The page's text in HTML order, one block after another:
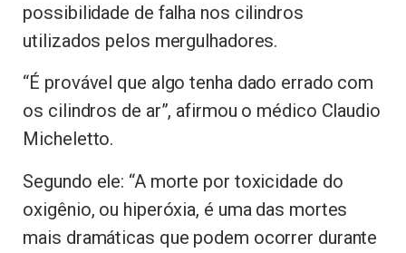
possibilidade de falha nos cilindros
utilizados pelos mergulhadores.
“É provável que algo tenha dado errado com
os cilindros de ar”, afirmou o médico Claudio
Micheletto.
Segundo ele: “A morte por toxicidade do
oxigênio, ou hiperóxia, é uma das mortes
mais dramáticas que podem ocorrer durante